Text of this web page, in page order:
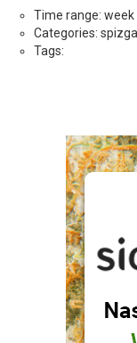
Time range: week
Categories:
Tags: